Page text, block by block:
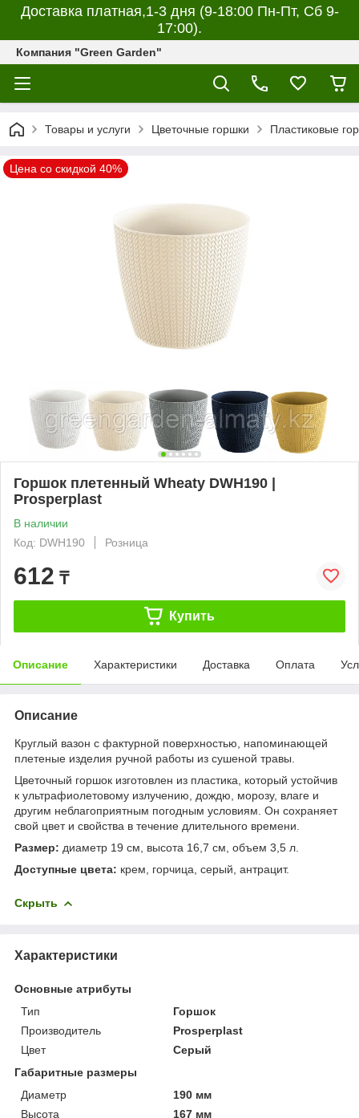
Доставка платная,1-3 дня (9-18:00 Пн-Пт, Сб 9-
17:00).
Компания "Green Garden"
Товары и услуги Цветочные горшки Пластиковые
Цена со скидкой 40%
Горшок плетенный Wheaty DWH190 |
Prosperplast
В наличии
Код: DWH190
Розница
612 ₸
Купить
Описание Характеристики Доставка Оплата
Описание
Круглый вазон с фактурной поверхностью, напоминающей
плетеные изделия ручной работы из сушеной травы.
Цветочный горшок изготовлен из пластика, который устойчив
к ультрафиолетовому излучению, дождю, морозу, влаге и
другим неблагоприятным погодным условиям. Он сохраняет
свой цвет и свойства в течение длительного времени.
Размер: диаметр 19 см, высота 16,7 см, объем 3,5 л.
Доступные цвета: крем, горчица, серый, антрацит.
Скрыть
Характеристики
Основные атрибуты
Тип
Горшок
Производитель
Prosperplast
Цвет
Серый
Габаритные размеры
Диаметр
190 мм
Высота
167 мм